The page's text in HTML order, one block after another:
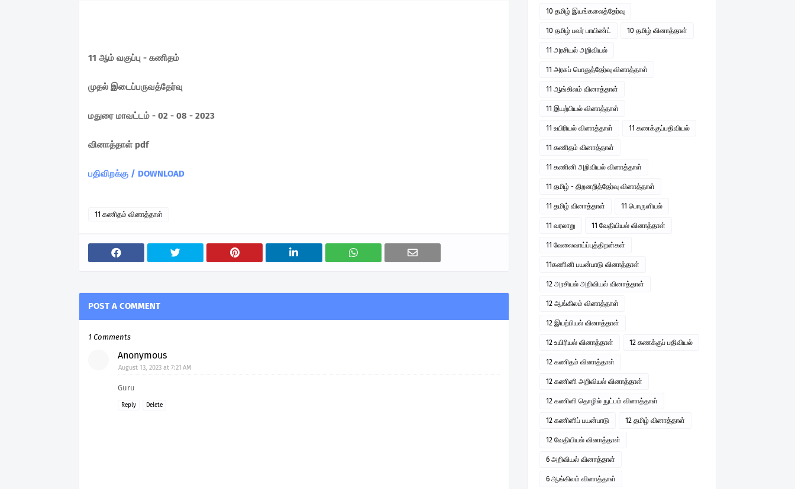
11 ஆம் வகுப்பு - கணிதம்
முதல் இடைப்பருவத்தேர்வு
மதுரை மாவட்டம் - 02 - 08 - 2023
வினாத்தாள் pdf
பதிவிறக்கு / DOWNLOAD
11 கணிதம் வினாத்தாள்
POST A COMMENT
1 Comments
Anonymous
August 13, 2023 at 7:21 AM
Guru
Reply Delete
10 தமிழ் இயங்கலைத்தேர்வு
10 தமிழ் பவர் பாயிண்ட் 10 தமிழ் வினாத்தாள்
11 அரசியல் அறிவியல்
11 அரசுப் பொதுத்தேர்வு வினாத்தாள்
11 ஆங்கிலம் வினாத்தாள்
11 இயற்பியல் வினாத்தாள்
11 உயிரியல் வினாத்தாள் 11 கணக்குப்பதிவியல்
11 கணிதம் வினாத்தாள்
11 கணினி அறிவியல் வினாத்தாள்
11 தமிழ் - திறனறித்தேர்வு வினாத்தாள்
11 தமிழ் வினாத்தாள் 11 பொருளியல்
11 வரலாறு 11 வேதியியல் வினாத்தாள்
11 வேலைவாய்ப்புத்திறன்கள்
11கணினி பயன்பாடு வினாத்தாள்
12 அரசியல் அறிவியல் வினாத்தாள்
12 ஆங்கிலம் வினாத்தாள்
12 இயற்பியல் வினாத்தாள்
12 உயிரியல் வினாத்தாள் 12 கணக்குப் பதிவியல்
12 கணிதம் வினாத்தாள்
12 கணினி அறிவியல் வினாத்தாள்
12 கணினி தொழில் நுட்பம் வினாத்தாள்
12 கணினிப் பயன்பாடு 12 தமிழ் வினாத்தாள்
12 வேதியியல் வினாத்தாள்
6 அறிவியல் வினாத்தாள்
6 ஆங்கிலம் வினாத்தாள்